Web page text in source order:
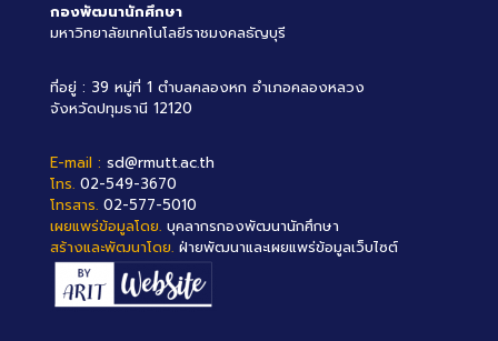
กองพัฒนานักศึกษา
มหาวิทยาลัยเทคโนโลยีราชมงคลธัญบุรี
ที่อยู่ : 39 หมู่ที่ 1 ตำบลคลองหก อำเภอคลองหลวง
จังหวัดปทุมธานี 12120
E-mail : sd@rmutt.ac.th
โทร. 02-549-3670
โทรสาร. 02-577-5010
เผยแพร่ข้อมูลโดย. บุคลากรกองพัฒนานักศึกษา
สร้างและพัฒนาโดย. ฝ่ายพัฒนาและเผยแพร่ข้อมูลเว็บไซต์